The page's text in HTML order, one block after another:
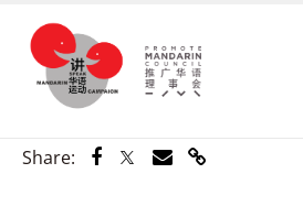
Share: Share via Facebook
Share via Twitter
Share via Email
Share via Link